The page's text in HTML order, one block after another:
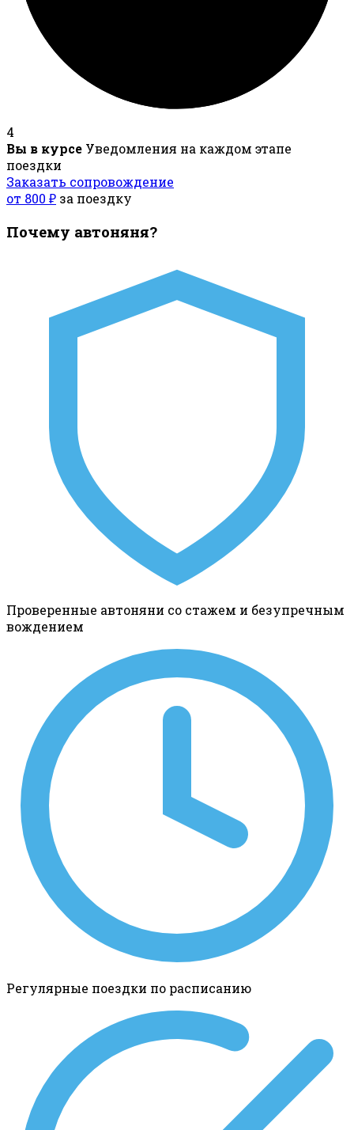
4
Вы в курсе Уведомления на каждом этапе
поездки
Заказать сопровождение
от 800 ₽ за поездку
Почему автоняня?
Проверенные автоняни со стажем и безупречным
вождением
Регулярные поездки по расписанию